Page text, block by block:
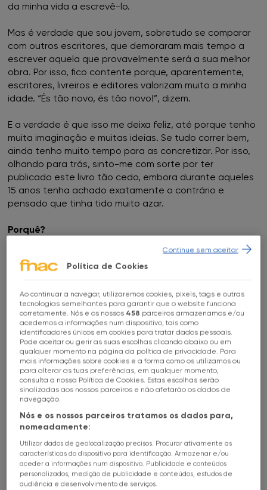
Escolhe a tua loja FNAC
Todas as Lojas
FNAC Alameda
FNAC Alfragide
FNAC AlgarveShopping
FNAC Almada
FNAC Amoreiras
da minha vida a escrevê-lo.
Mas é verdade que sou jovem, sobretudo se comparar
com outros escritores, que demoraram mais tempo a
escrever aquela que provavelmente será a sua melhor
obra. Por isso, fico contente porque, aparentemente,
escritores, livreiros e editores valorizam muito a minha
idade. “És tão novo, és tão novo!”, dizem.
E a verdade é que isso me deixa feliz, até porque tenho
muita imaginação e muitas ideias. Se tudo correr bem,
ainda tenho muito tempo para as concretizar. Por isso,
olhando para trás, sinto-me com sorte por ter
publicado este livro tão cedo, embora durante aqueles
15 anos tenha achado exatamente o contrário e
pensado que tinha tido muito azar.
Porquê?
Porque ninguém o publicava. Não havia maneira de me
lerem. Era uma sensação constante de estar a
prestar atenção. No final, felizmente, tudo acabou por
correr bem.
E durante esses 15 anos de escrita, houve alguém que
acreditasse mais no livro do que tu? Quem foi o teu
principal apoio durante esse processo?
Nenhum amigo o leu, nenhum editor me deufeedback
Ninguém. Escrevia sozinho. Confiava no mundo que
estava a criar, nas suas próprias regras, na sua própria
arquitetura, e isso fazia-me feliz. Ao mesmo tempo,
tinha consciência de que nunca se tinha contado toda
a Guerra Civil num único livro. E o realismo mágico já não
se fazia há muito tempo, nem em Espanha nem na
América Latina. Pensava: “David, se tiveres sorte, isto
Política de Cookies
Ao continuar a navegar, utilizaremos cookies, pixels, tags e outras
tecnologias semelhantes para garantir que o website funciona
corretamente. Nós e os nossos 458 parceiros armazenamos e/ou
acedemos a informações num dispositivo, tais como
identificadores únicos em cookies para tratar dados pessoais.
Pode aceitar ou gerir as suas escolhas clicando abaixo ou em
qualquer momento na página da política de privacidade. Para
mais informações sobre cookies e a forma como os utilizamos ou
para alterar as tuas preferências, em qualquer momento,
consulta a nossa Política de Cookies. Estas escolhas serão
sinalizadas aos nossos parceiros e não afetarão os dados de
navegação.
Nós e os nossos parceiros tratamos os dados para,
nomeadamente:
Utilizar dados de geolocalização precisos. Procurar ativamente as
características do dispositivo para identificação. Armazenar e/ou
aceder a informações num dispositivo. Publicidade e conteúdos
personalizados, medição de publicidade e conteúdos, estudos de
audiência e desenvolvimento de serviços.
Continue sem aceitar